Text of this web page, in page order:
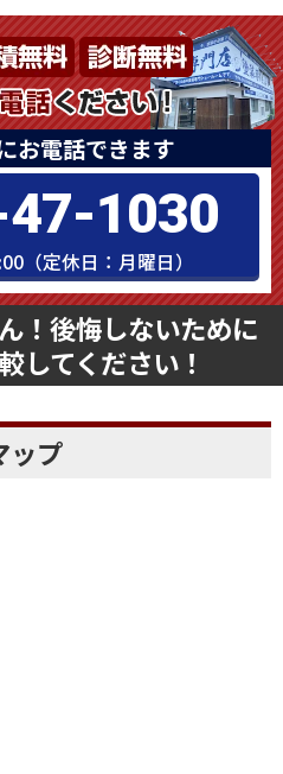
お電話できます
1030
（定休日：月曜日）
！後悔しないために
してください！
ップ